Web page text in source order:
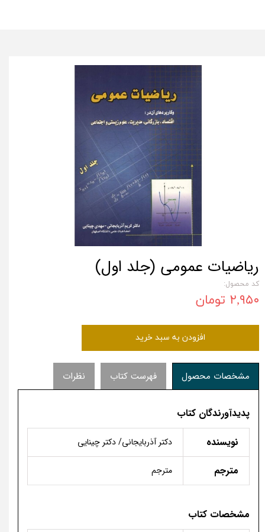
ریاضیات عمومی (جلد اول)
کد محصول:
۲,۹۵۰ تومان
افزودن به سبد خرید
مشخصات محصول فهرست کتاب نظرات
پدیدآورندگان کتاب
نویسنده
دکتر آذربایجانی/ دکتر چینایی
مترجم مترجم
مشخصات کتاب